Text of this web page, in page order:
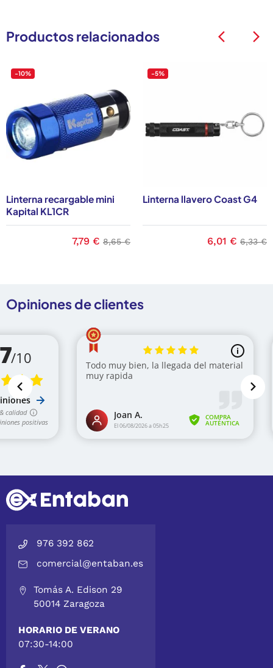
Productos relacionados
Linterna recargable mini
Kapital KL1CR
-10%
Precio
7,79 € Precio base
8,65 €
Linterna llavero Coast G4
-5%
Precio
6,01 € Precio
6,33 €
arrow_back_ios arrow_back_ios
Opiniones de clientes
976 392 862
comercial@entaban.es
Tomás A. Edison 29
50014 Zaragoza
HORARIO DE VERANO
07:30-14:00